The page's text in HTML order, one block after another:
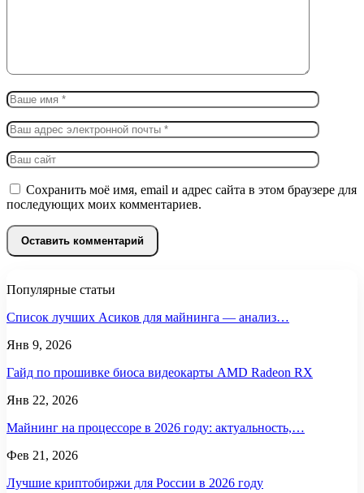
Сохранить моё имя, email и адрес сайта в этом браузере для
последующих моих комментариев.
Популярные статьи
Список лучших Асиков для майнинга — анализ…
Янв 9, 2026
Гайд по прошивке биоса видеокарты AMD Radeon RX
Янв 22, 2026
Майнинг на процессоре в 2026 году: актуальность,…
Фев 21, 2026
Лучшие криптобиржи для России в 2026 году